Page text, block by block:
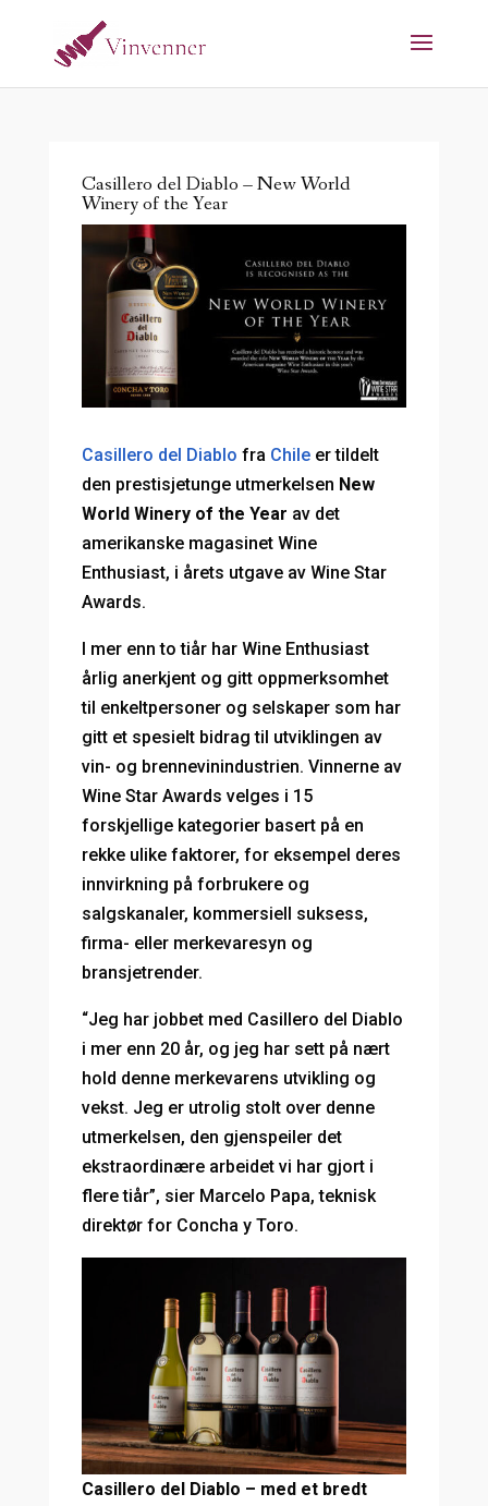
Casillero del Diablo – New World
Winery of the Year
Casillero del Diablo fra Chileer tildelt
den prestisjetunge utmerkelsen New
World Winery of the Year av det
amerikanske magasinet Wine
Enthusiast, i årets utgave av Wine Star
Awards.
I mer enn to tiår har Wine Enthusiast
årlig anerkjent og gitt oppmerksomhet
til enkeltpersoner og selskaper som har
gitt et spesielt bidrag til utviklingen av
vin- og brennevinindustrien. Vinnerne av
Wine Star Awards velges i 15
forskjellige kategorier basert på en
rekke ulike faktorer, for eksempel deres
innvirkning på forbrukere og
salgskanaler, kommersiell suksess,
firma- eller merkevaresyn og
bransjetrender.
“Jeg har jobbet med Casillero del Diablo
i mer enn 20 år, og jeg har sett på nært
hold denne merkevarens utvikling og
vekst. Jeg er utrolig stolt over denne
utmerkelsen, den gjenspeiler det
ekstraordinære arbeidet vi har gjort i
flere tiår”, sier Marcelo Papa, teknisk
direktør for Concha y Toro.
Casillero del Diablo – med et bredt